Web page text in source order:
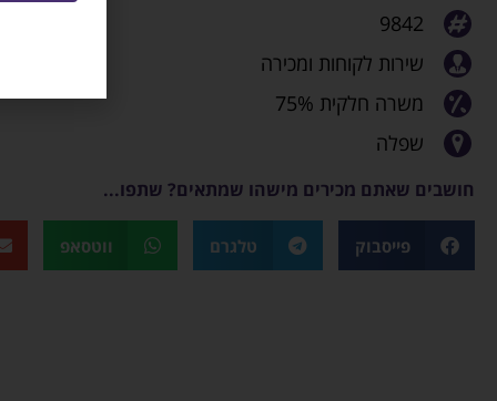
9842
שירות לקוחות ומכירה
משרה חלקית 75%
שפלה
חושבים שאתם מכירים מישהו שמתאים? שתפו...
פייסבוק טלגרם ווטסאפ